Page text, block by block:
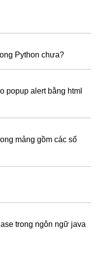
Python chưa?
popup alert bằng html
mảng gồm các số
trong ngôn ngữ java